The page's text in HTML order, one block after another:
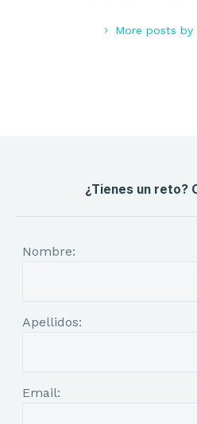
More posts by
¿Tienes un reto?
Nombre:
Apellidos:
Email: